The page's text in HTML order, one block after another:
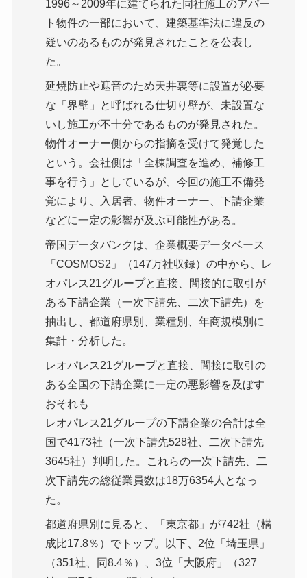
1996～2009年に建てられた同社施工のアパー
ト物件の一部において、建築基準法に違反の
疑いのあるものが発見されたことを公表し
た。
延焼防止や遮音のため天井裏等に設置が必要
な「界壁」と呼ばれる仕切り壁が、未設置な
いし施工が不十分であるものが発見された。
物件オーナー側からの指摘を受けて発覚した
という。会社側は「全棟調査を進め、補修工
事を行う」としているが、今回の施工不備発
覚により、入居者、物件オーナー、下請企業
などに一定の影響が及ぶ可能性がある。
帝国データバンクは、企業概要データベース
「COSMOS2」（147万社収録）の中から、レ
オパレス21グループと直接、間接的に取引が
ある下請企業（一次下請先、二次下請先）を
抽出し、都道府県別、業種別、年商規模別に
集計・分析した。
レオパレス21グループと直接、間接に取引の
ある全国の下請企業に一定の悪影響を及ぼす
おそれも
レオパレス21グループの下請企業の合計は全
国で4173社（一次下請先528社、二次下請先
3645社）判明した。これらの一次下請先、二
次下請先の総従業員数は18万6354人となっ
た。
都道府県別に見ると、「東京都」が742社（構
成比17.8％）でトップ。以下、2位「埼玉県」
（351社、同8.4％）、3位「大阪府」（327